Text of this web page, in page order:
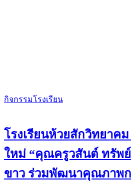
กิจกรรมโรงเรียน
โรงเรียนห้วยสักวิทยาค
ใหม่ “คุณครูวสันต์ ทรัพย์
ขาว ร่วมพัฒนาคุณภาพ